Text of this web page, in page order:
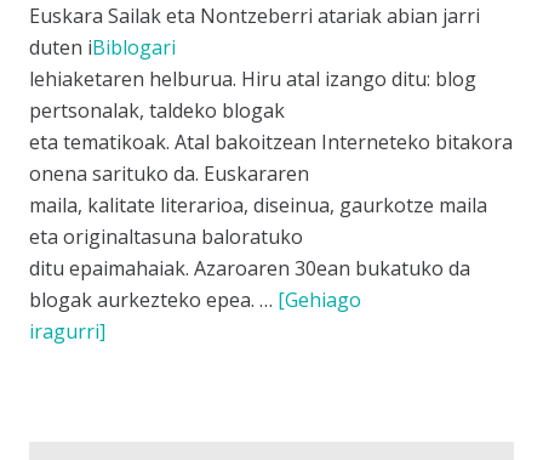
Euskara Sailak eta Nontzeberri atariak abian jarri
duten iBiblogari
lehiaketaren helburua. Hiru atal izango ditu: blog
pertsonalak, taldeko blogak
eta tematikoak. Atal bakoitzean Interneteko bitakora
onena sarituko da. Euskararen
maila, kalitate literarioa, diseinua, gaurkotze maila
eta originaltasuna baloratuko
ditu epaimahaiak. Azaroaren 30ean bukatuko da
blogak aurkezteko epea. … [Gehiago
iragurri]